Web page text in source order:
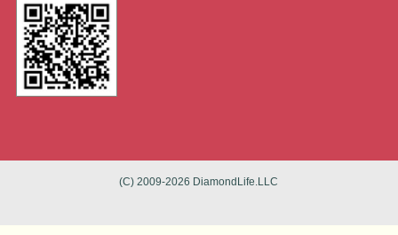
(C) 2009-2026 DiamondLife.LLC